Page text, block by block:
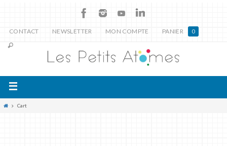
CONTACT NEWSLETTER MON COMPTE PANIER 0
Cart